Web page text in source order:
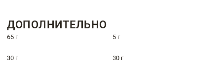
ДОПОЛНИТЕЛЬНО
65 г 5 г
30 г 30 г